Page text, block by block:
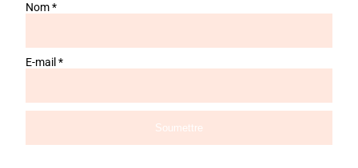
Nom*
E-mail *